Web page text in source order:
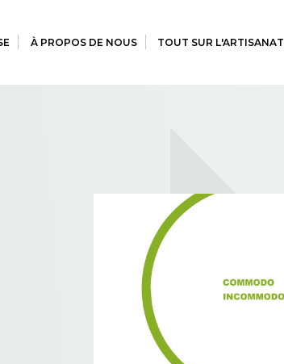
À PROPOS DE NOUS TOUT SUR L'ARTISANAT